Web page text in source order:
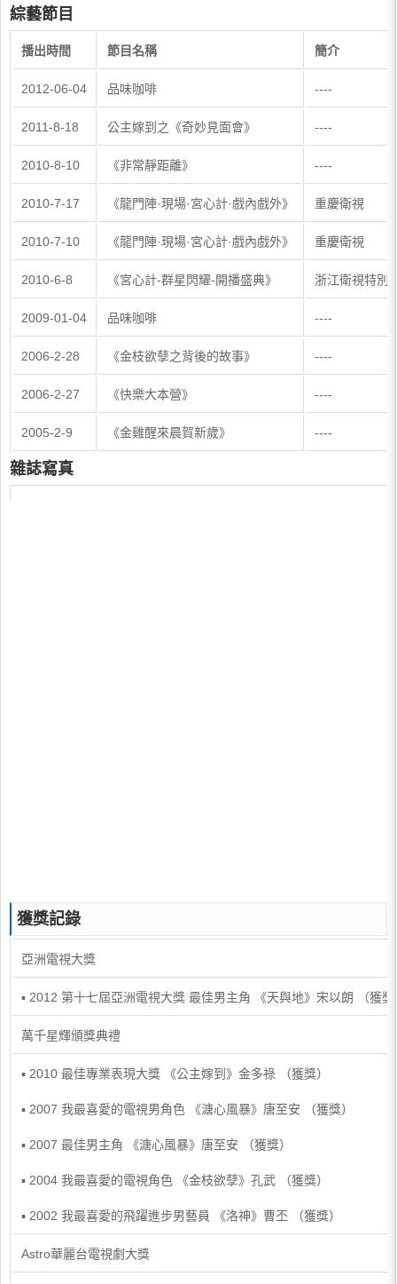
綜藝節目
播出時間 節目名稱 簡介
2012-06-04 品味咖啡 ----
2011-8-18 公主嫁到之《奇妙見面會》 ----
2010-8-10 《非常靜距離》 ----
2010-7-17 《龍門陣·現場·宮心計·戲內戲外》 重慶衛視
2010-7-10 《龍門陣·現場·宮心計·戲內戲外》 重慶衛視
2010-6-8 《宮心計-群星閃耀-開播盛典》 浙江衛視特別
2009-01-04 品味咖啡 ----
2006-2-28 《金枝欲孽之背後的故事》 ----
2006-2-27 《快樂大本營》 ----
2005-2-9 《金雞醒來晨賀新歲》 ----
雜誌寫真
獲獎記錄
亞洲電視大獎
▪ 2012 第十七屆亞洲電視大獎 最佳男主角 《天與地》宋以朗 （獲獎
萬千星輝頒獎典禮
▪ 2010 最佳專業表現大獎 《公主嫁到》金多祿 （獲獎）
▪ 2007 我最喜愛的電視男角色 《溏心風暴》唐至安 （獲獎）
▪ 2007 最佳男主角 《溏心風暴》唐至安 （獲獎）
▪ 2004 我最喜愛的電視角色 《金枝欲孽》孔武 （獲獎）
▪ 2002 我最喜愛的飛躍進步男藝員 《洛神》曹丕 （獲獎）
Astro華麗台電視劇大獎